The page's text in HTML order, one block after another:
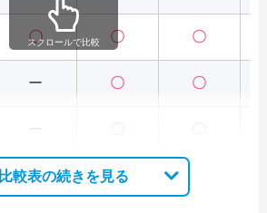
〇 〇 〇
ー 〇 〇
スクロールで比較
比較表の続きを見る